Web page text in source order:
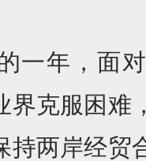
一年，面
界克服困难
持两岸经贸